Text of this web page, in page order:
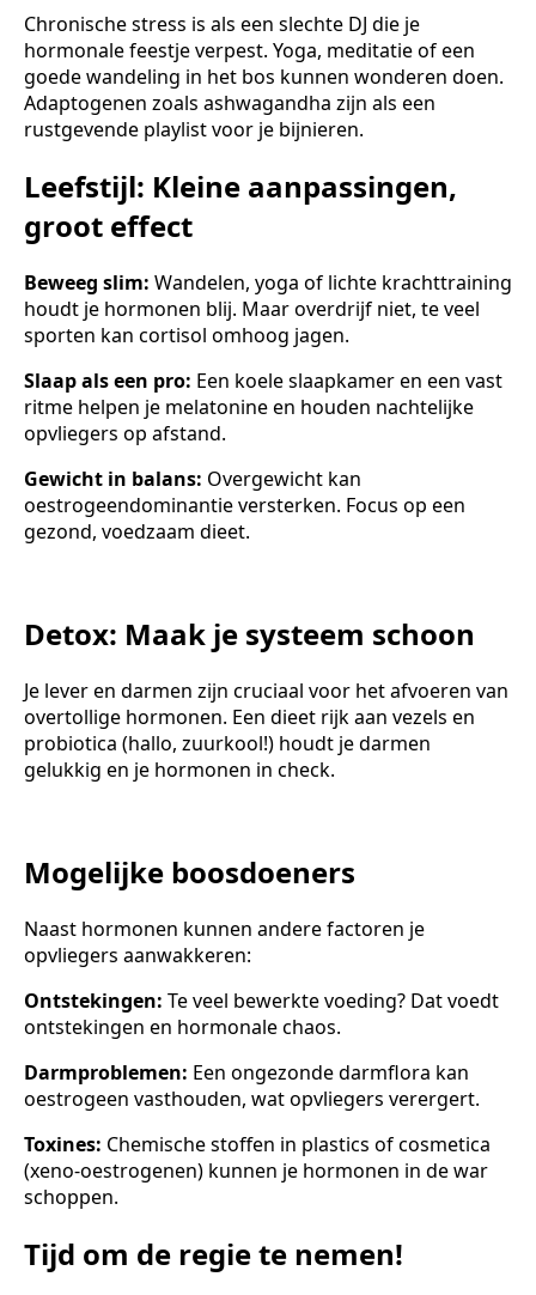
Chronische stress is als een slechte DJ die je
hormonale feestje verpest. Yoga, meditatie of een
goede wandeling in het bos kunnen wonderen doen.
Adaptogenen zoals ashwagandha zijn als een
rustgevende playlist voor je bijnieren.
Leefstijl: Kleine aanpassingen,
groot effect
Beweeg slim: Wandelen, yoga of lichte krachttraining
houdt je hormonen blij. Maar overdrijf niet, te veel
sporten kan cortisol omhoog jagen.
Slaap als een pro: Een koele slaapkamer en een vast
ritme helpen je melatonine en houden nachtelijke
opvliegers op afstand.
Gewicht in balans: Overgewicht kan
oestrogeendominantie versterken. Focus op een
gezond, voedzaam dieet.
Detox: Maak je systeem schoon
Je lever en darmen zijn cruciaal voor het afvoeren van
overtollige hormonen. Een dieet rijk aan vezels en
probiotica (hallo, zuurkool!) houdt je darmen
gelukkig en je hormonen in check.
Mogelijke boosdoeners
Naast hormonen kunnen andere factoren je
opvliegers aanwakkeren:
Ontstekingen: Te veel bewerkte voeding? Dat voedt
ontstekingen en hormonale chaos.
Darmproblemen: Een ongezonde darmflora kan
oestrogeen vasthouden, wat opvliegers verergert.
Toxines: Chemische stoffen in plastics of cosmetica
(xeno-oestrogenen) kunnen je hormonen in de war
schoppen.
Tijd om de regie te nemen!